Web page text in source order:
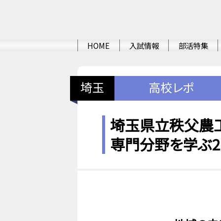
HOME 入試情報 部活特集
埼玉 高校レポ
埼玉県立秩父農
専門分野を学ぶ